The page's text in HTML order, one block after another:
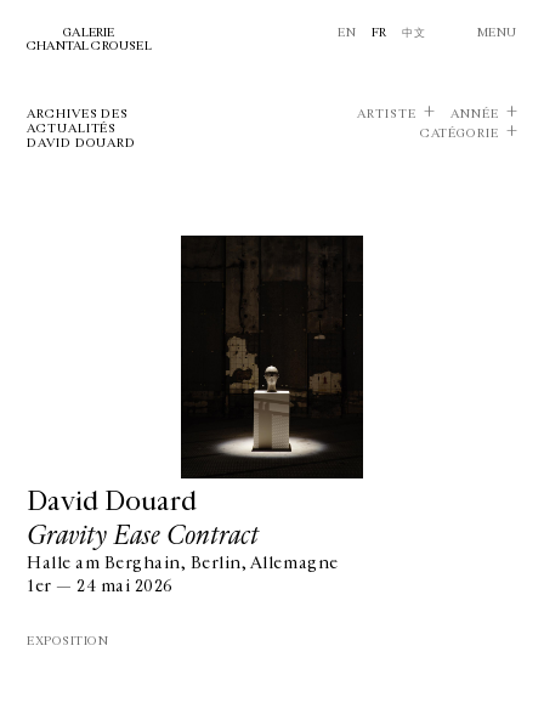
GALERIE
CHANTAL CROUSEL
EN FR 中文 MENU
ARCHIVES DES
ACTUALITÉS
DAVID DOUARD
ARTISTE
ANNÉE
CATÉGORIE
David Douard
Gravity Ease Contract
Halle am Berghain, Berlin, Allemagne
1er — 24 mai 2026
EXPOSITION